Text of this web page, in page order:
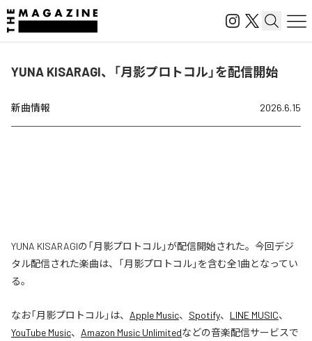
YUNA KISARAGI、「月影プロトコル」を配信開始
新曲情報 2026.6.15
YUNA KISARAGIの「月影プロトコル」が配信開始された。今回デジ
タル配信された楽曲は、「月影プロトコル」を含む全1曲となってい
る。
なお「月影プロトコル」は、 Apple Music、 Spotify、 LINE MUSIC、
YouTube Music、 Amazon Music Unlimitedなどの音楽配信サービスで